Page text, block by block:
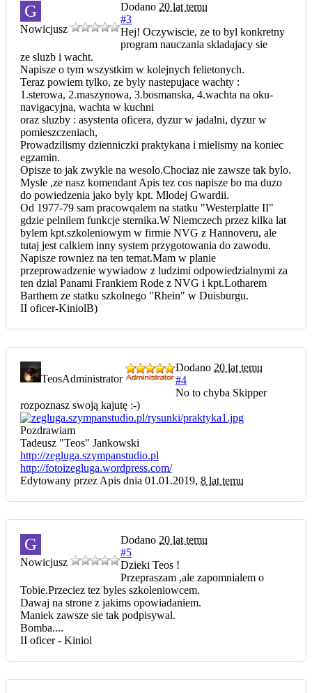
G
Nowicjusz
Dodano 20 lat temu
#3
Hej! Oczywiscie, ze to byl konkretny
program nauczania skladajacy sie
ze sluzb i wacht.
Napisze o tym wszystkim w kolejnych felietonych.
Teraz powiem tylko, ze byly nastepujace wachty :
1.sterowa, 2.maszynowa, 3.bosmanska, 4.wachta na oku-
navigacyjna, wachta w kuchni
oraz sluzby : asystenta oficera, dyzur w jadalni, dyzur w
pomieszczeniach,
Prowadzilismy dzienniczki praktykana i mielismy na koniec
egzamin.
Opisze to jak zwykle na wesolo.Chociaz nie zawsze tak bylo.
Mysle ,ze nasz komendant Apis tez cos napisze bo ma duzo
do powiedzenia jako byly kpt. Mlodej Gwardii.
Od 1977-79 sam pracowqalem na statku "Westerplatte II"
gdzie pelnilem funkcje sternika.W Niemczech przez kilka lat
bylem kpt.szkoleniowym w firmie NVG z Hannoveru, ale
tutaj jest calkiem inny system przygotowania do zawodu.
Napisze rowniez na ten temat.Mam w planie
przeprowadzenie wywiadow z ludzimi odpowiedzialnymi za
ten dzial Panami Frankiem Rode z NVG i kpt.Lotharem
Barthem ze statku szkolnego "Rhein" w Duisburgu.
II oficer-KiniolB)
TeosAdministrator
Dodano 20 lat temu
#4
No to chyba Skipper
rozpoznasz swoją kajutę :-)
Pozdrawiam
Tadeusz "Teos" Jankowski
http://zegluga.szympanstudio.pl
http://fotoizegluga.wordpress.com/
Edytowany przez Apis dnia 01.01.2019, 8 lat temu
G
Nowicjusz
Dodano 20 lat temu
#5
Dzieki Teos !
Przepraszam ,ale zapomnialem o
Tobie.Przeciez tez byles szkoleniowcem.
Dawaj na strone z jakims opowiadaniem.
Maniek zawsze sie tak podpisywal.
Bomba....
II oficer - Kiniol